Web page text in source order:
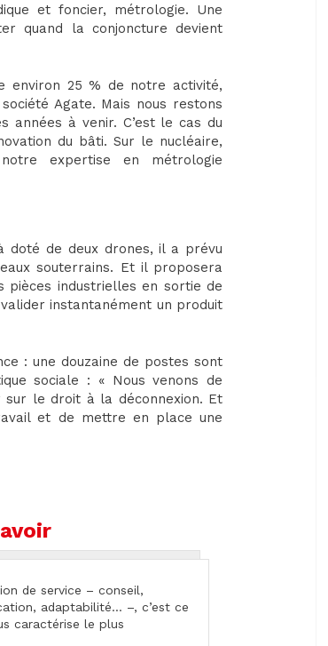
et foncier, métrologie. Une
quand la conjoncture devient
environ 25 % de notre activité,
Agate. Mais nous restons
années à venir. C’est le cas du
du bâti. Sur le nucléaire,
expertise en métrologie
doté de deux drones, il a prévu
souterrains. Et il proposera
pièces industrielles en sortie de
instantanément un produit
: une douzaine de postes sont
sociale : « Nous venons de
sur le droit à la déconnexion. Et
et de mettre en place une
de service – conseil,
adaptabilité… –, c’est ce
caractérise le plus